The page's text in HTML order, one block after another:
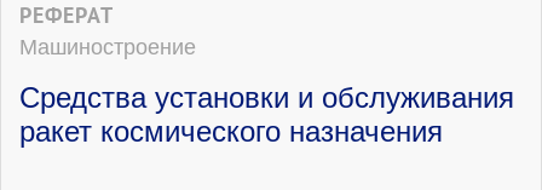
РЕФЕРАТ
Машиностроение
Средства установки и обслуживания
ракет космического назначения